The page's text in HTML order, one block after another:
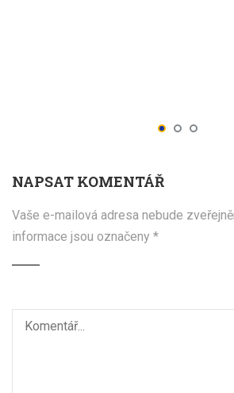
NAPSAT KOMENTÁŘ
Vaše e-mailová adresa nebude
informace jsou označeny *